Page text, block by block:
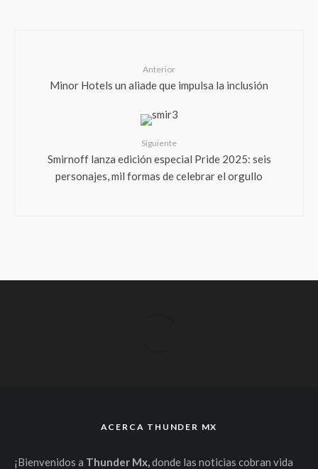
Anterior
Minor Hotels un aliade que impulsa la inclusión
Siguiente
Smirnoff lanza edición especial Pride 2025: seis
personajes, mil formas de celebrar el orgullo
ACERCA THUNDER MX
¡Bienvenidos a Thunder Mx,donde las noticias cobran vida